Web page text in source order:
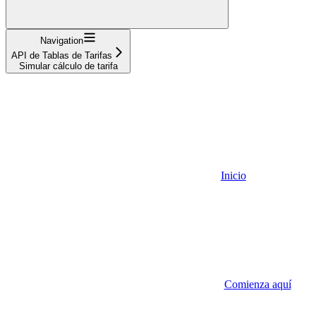
Navigation
API de Tablas de Tarifas
Simular cálculo de tarifa
Inicio
Comienza aquí